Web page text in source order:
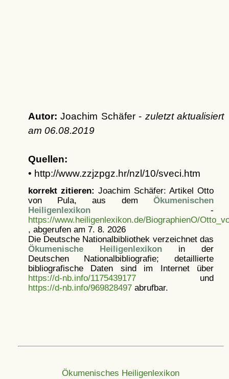
Autor: Joachim Schäfer - zuletzt aktualisiert
am 06.08.2019
Quellen:
• http://www.zzjzpgz.hr/nzl/10/sveci.htm
korrekt zitieren: Joachim Schäfer: ArtikelOtto
von Pula, aus dem Ökumenischen
Heiligenlexikon-
https://www.heiligenlexikon.de/BiographienO/
, abgerufen am 7. 8. 2026
Die Deutsche Nationalbibliothek verzeichnet das
Ökumenische Heiligenlexikonin der
Deutschen Nationalbibliografie; detaillierte
bibliografische Daten sind im Internet über
https://d-nb.info/1175439177und
https://d-nb.info/969828497abrufbar.
Ökumenisches Heiligenlexikon